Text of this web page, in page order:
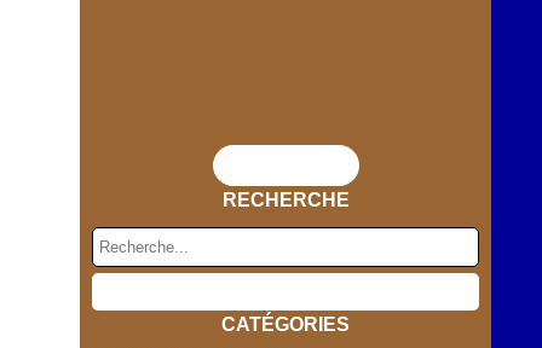
RECHERCHE
CATÉGORIES